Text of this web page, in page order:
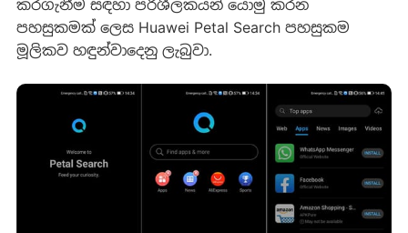
කරගැනීම සඳහා පරිශීලකයන් යොමු කරන
පහසුකමක් ලෙස Huawei Petal Search පහසුකම
මූලිකව හඳුන්වාදෙනු ලැබුවා.